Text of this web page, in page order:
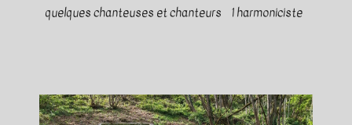
quelques chanteuses et chanteurs 1 harmoniciste